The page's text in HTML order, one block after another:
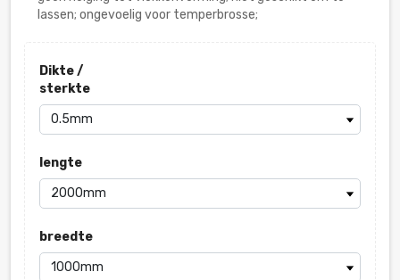
lassen; ongevoelig voor temperbrosse;
Dikte /
sterkte
lengte
breedte